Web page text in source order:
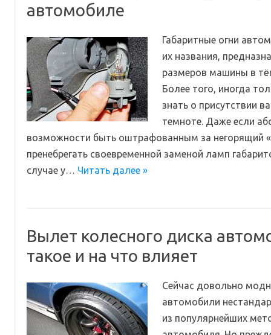
автомобиле
Габаритные огни
их названия,
размеров машины в
Более того, иногда
знать о присутствии
темноте. Даже если
возможности быть оштрафованным за негорящий
пренебрегать своевременной заменой ламп
случае у… Читать далее »
Вылет колесного диска
такое и на что влияет
Сейчас довольно
автомобили
из популярнейших